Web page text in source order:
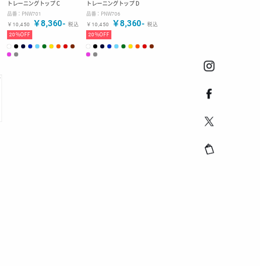
トレーニングトップ C
品番： PNW701
￥ 10,450 ￥8,360- 税込
20%OFF
トレーニングトップ D
品番： PNW706
￥ 10,450 ￥8,360- 税込
20%OFF